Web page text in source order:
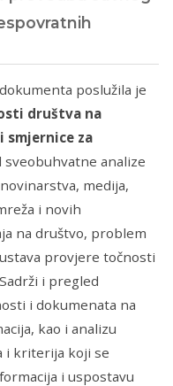
poslužila je
društva na
smjernice za
sveobuhvatne analize
medija,
i novih
na društvo, problem
provjere točnosti
i pregled
i dokumenata na
kao i analizu
i kriterija koji se
i uspostavu